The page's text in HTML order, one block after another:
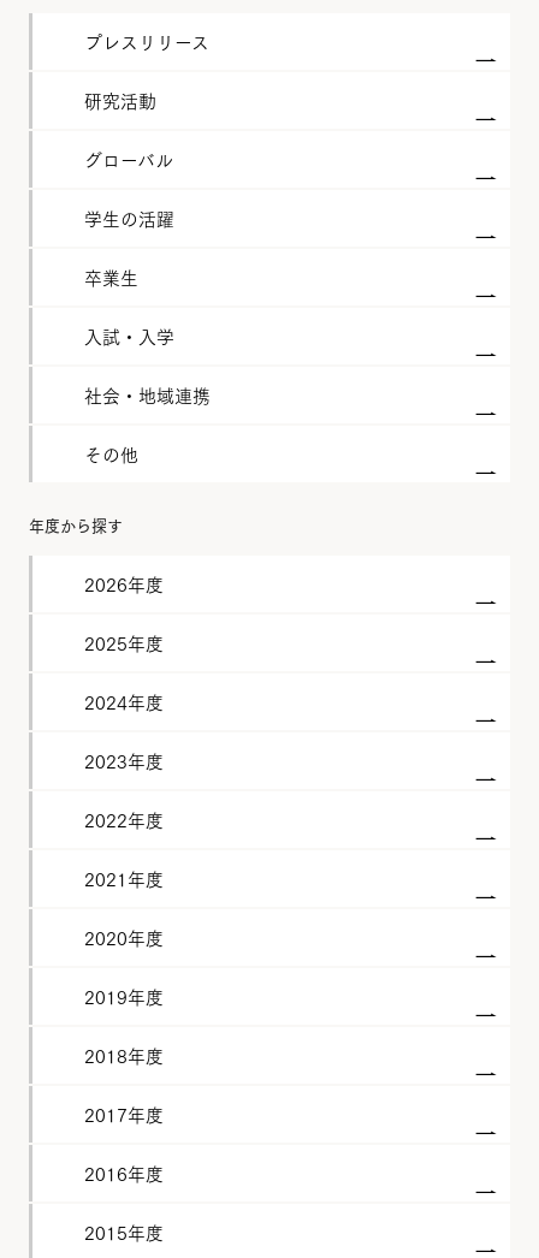
プレスリリース
研究活動
グローバル
学生の活躍
卒業生
入試・入学
社会・地域連携
その他
年度から探す
2026年度
2025年度
2024年度
2023年度
2022年度
2021年度
2020年度
2019年度
2018年度
2017年度
2016年度
2015年度